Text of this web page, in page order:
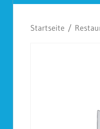
Koplescht
Startseite /